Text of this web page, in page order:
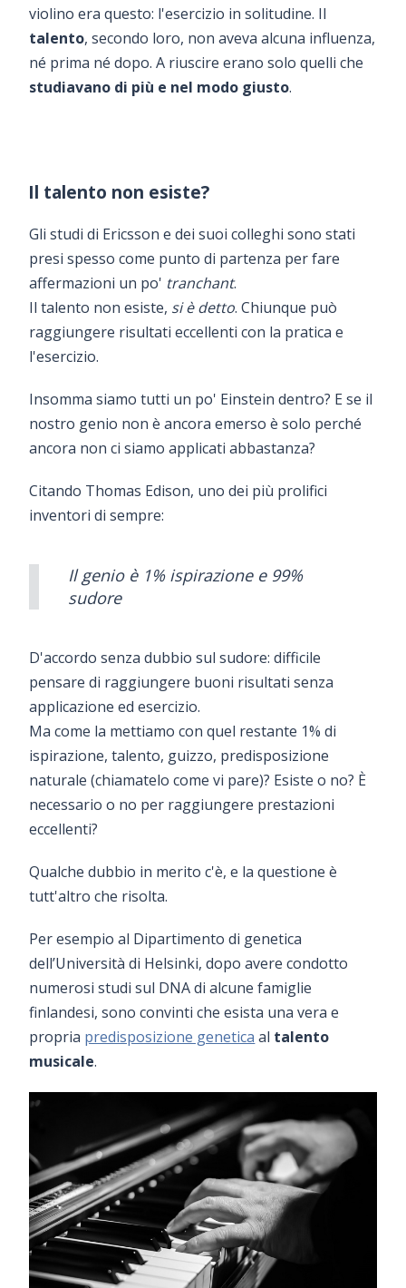
violino era questo: l'esercizio in solitudine. Il
talento, secondo loro, non aveva alcuna influenza,
né prima né dopo. A riuscire erano solo quelli che
studiavano di più e nel modo giusto.
Il talento non esiste?
Gli studi di Ericsson e dei suoi colleghi sono stati
presi spesso come punto di partenza per fare
affermazioni un po' tranchant.
Il talento non esiste, si è detto. Chiunque può
raggiungere risultati eccellenti con la pratica e
l'esercizio.
Insomma siamo tutti un po' Einstein dentro? E se il
nostro genio non è ancora emerso è solo perché
ancora non ci siamo applicati abbastanza?
Citando Thomas Edison, uno dei più prolifici
inventori di sempre:
Il genio è 1% ispirazione e 99%
sudore
D'accordo senza dubbio sul sudore: difficile
pensare di raggiungere buoni risultati senza
applicazione ed esercizio.
Ma come la mettiamo con quel restante 1% di
ispirazione, talento, guizzo, predisposizione
naturale (chiamatelo come vi pare)? Esiste o no? È
necessario o no per raggiungere prestazioni
eccellenti?
Qualche dubbio in merito c'è, e la questione è
tutt'altro che risolta.
Per esempio al Dipartimento di genetica
dell’Università di Helsinki, dopo avere condotto
numerosi studi sul DNA di alcune famiglie
finlandesi, sono convinti che esista una vera e
propria predisposizione genetica al talento
musicale.